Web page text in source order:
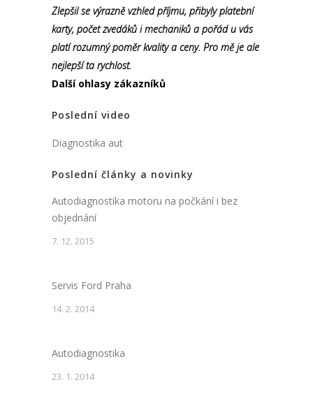
Zlepšil se výrazně vzhled příjmu, přibyly platební
karty, počet zvedáků i mechaniků a pořád u vás
platí rozumný poměr kvality a ceny. Pro mě je ale
nejlepší ta rychlost.
Další ohlasy zákazníků
Poslední video
Diagnostika aut
Poslední články a novinky
Autodiagnostika motoru na počkání i bez
objednání
7. 12. 2015
Servis Ford Praha
14. 2. 2014
Autodiagnostika
23. 1. 2014